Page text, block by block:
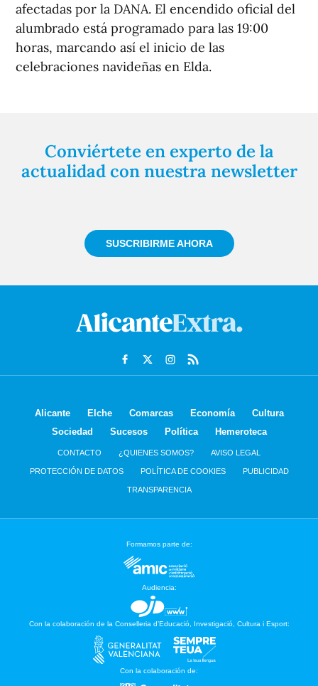
afectadas por la DANA. El encendido oficial del
alumbrado está programado para las 19:00
horas, marcando así el inicio de las
celebraciones navideñas en Elda.
Conviértete en experto de la
actualidad con nuestra newsletter
SUSCRIBIRME AHORA
Alicante Elche Comarcas Economía
Cultura
Sociedad
Sucesos Política Hemeroteca
CONTACTO ¿QUIENES SOMOS? AVISO LEGAL
PROTECCIÓN DE DATOS POLÍTICA DE COOKIES PUBLICIDAD
TRANSPARENCIA
Formamos parte de:
Audiencia:
Con la colaboración de la Conselleria d’Educació, Investigació, Cultura i Esport:
Con la colaboración de: